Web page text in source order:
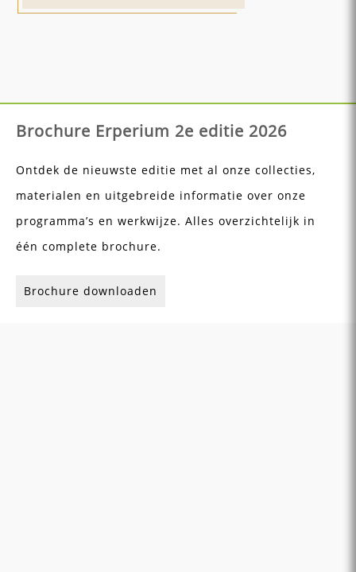
Brochure Erperium 2e editie 2026
Ontdek de nieuwste editie met al onze collecties,
materialen en uitgebreide informatie over onze
programma’s en werkwijze. Alles overzichtelijk in
één complete brochure.
Brochure downloaden